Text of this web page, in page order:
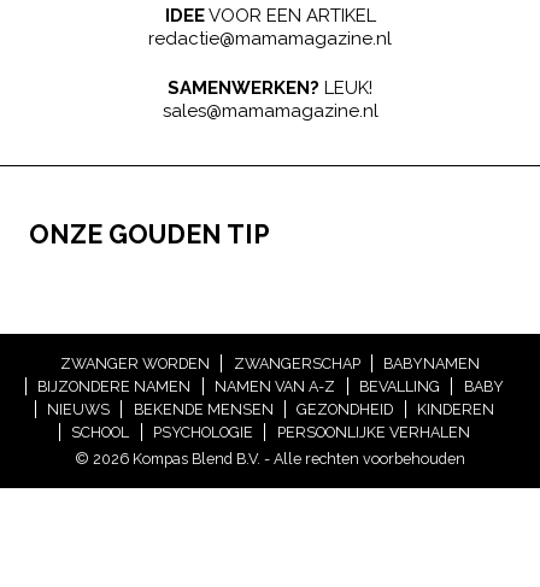
IDEEVOOR EEN ARTIKEL
redactie@mamamagazine.nl
SAMENWERKEN? LEUK!
sales@mamamagazine.nl
ONZE GOUDEN TIP
ZWANGER WORDEN ZWANGERSCHAP
BABYNAMEN
BIJZONDERE NAMEN
NAMEN VAN A-Z BEVALLING
BABY
NIEUWS
BEKENDE MENSEN GEZONDHEID
KINDEREN
SCHOOL
PSYCHOLOGIE
PERSOONLIJKE VERHALEN
© 2026 Kompas Blend B.V. - Alle rechten voorbehouden